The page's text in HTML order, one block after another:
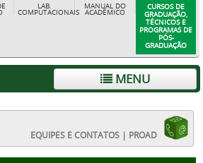
LAB.
COMPUTACIONAIS
MANUAL DO
ACADÊMICO
CURSOS DE
GRADUAÇÃO,
TÉCNICOS E
PROGRAMAS DE
PÓS-
GRADUAÇÃO
MENU
EQUIPES E CONTATOS | PROAD